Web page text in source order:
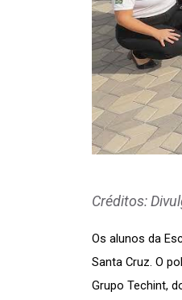
Créditos:
Os alunos da
Santa Cruz. O
Grupo Techint,